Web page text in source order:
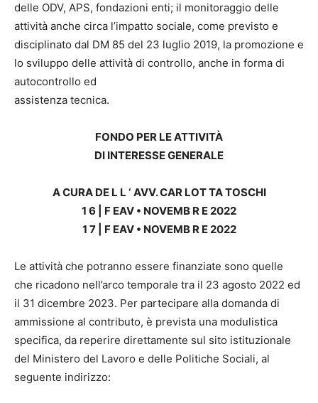
delle ODV, APS, fondazioni enti; il monitoraggio delle
attività anche circa l’impatto sociale, come previsto e
disciplinato dal DM 85 del 23 luglio 2019, la promozione e
lo sviluppo delle attività di controllo, anche in forma di
autocontrollo ed
assistenza tecnica.
FONDO PER LE ATTIVITÀ
DI INTERESSE GENERALE
A CURA DE L L ‘ AVV. CAR LOT TA TOSCHI
1 6 | F EAV • NOVEMB R E 2022
1 7 | F EAV • NOVEMB R E 2022
Le attività che potranno essere finanziate sono quelle
che ricadono nell’arco temporale tra il 23 agosto 2022 ed
il 31 dicembre 2023. Per partecipare alla domanda di
ammissione al contributo, è prevista una modulistica
specifica, da reperire direttamente sul sito istituzionale
del Ministero del Lavoro e delle Politiche Sociali, al
seguente indirizzo: